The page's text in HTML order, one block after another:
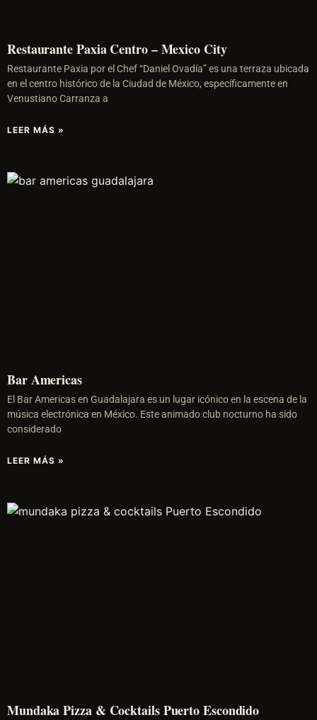
Restaurante Paxia Centro – Mexico City
Restaurante Paxia por el Chef “Daniel Ovadía” es una terraza ubicada
en el centro histórico de la Ciudad de México, específicamente en
Venustiano Carranza a
LEER MÁS »
Bar Americas
El Bar Americas en Guadalajara es un lugar icónico en la escena de la
música electrónica en México. Este animado club nocturno ha sido
considerado
LEER MÁS »
Mundaka Pizza & Cocktails Puerto Escondido